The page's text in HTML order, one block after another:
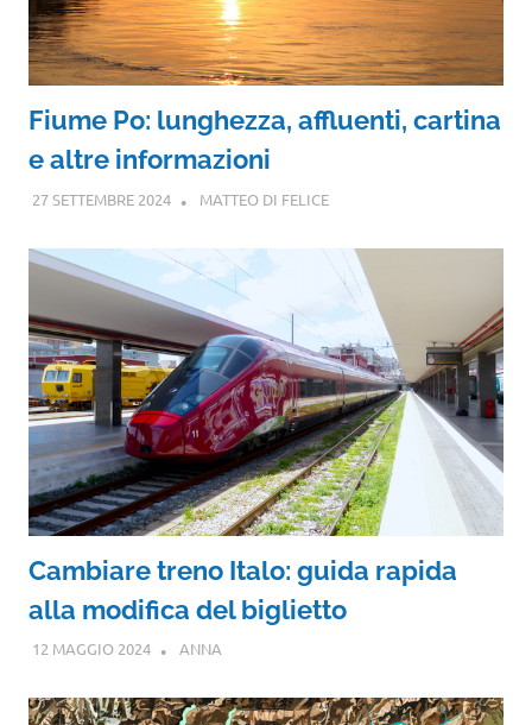
Fiume Po: lunghezza, affluenti, cartina
e altre informazioni
27 SETTEMBRE 2024 MATTEO DI FELICE
Cambiare treno Italo: guida rapida
alla modifica del biglietto
12 MAGGIO 2024 ANNA